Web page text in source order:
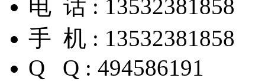
电 话 : 13532381858
手 机 : 13532381858
Q Q : 494586191